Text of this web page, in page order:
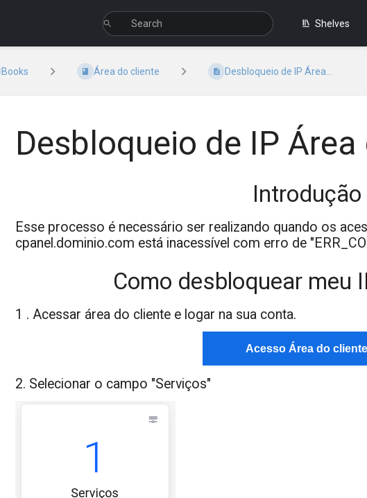
Shelves
Books Área do cliente Desbloqueio de IP Área...
Desbloqueio de IP
Introdução
Esse processo é necessário ser realizando quando os
cpanel.dominio.com está inacessível com erro de
Como desbloquear meu
1 . Acessar área do cliente e logar na sua conta.
Acesso Área do cliente
2. Selecionar o campo "Serviços"